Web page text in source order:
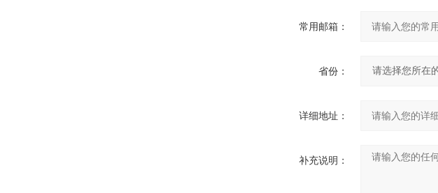
常用邮箱：
省份：
详细地址：
补充说明：